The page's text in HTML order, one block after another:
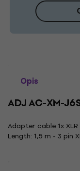
Opis
ADJ AC-XM-
Adapter cable 1x
Length: 1,5 m - 3 pin